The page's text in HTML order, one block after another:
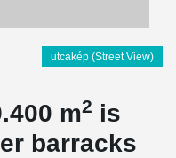
utcakép (Street View)
m2 is
barracks